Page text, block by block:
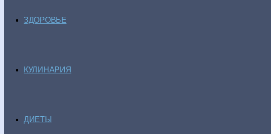
ЗДОРОВЬЕ
КУЛИНАРИЯ
ДИЕТЫ